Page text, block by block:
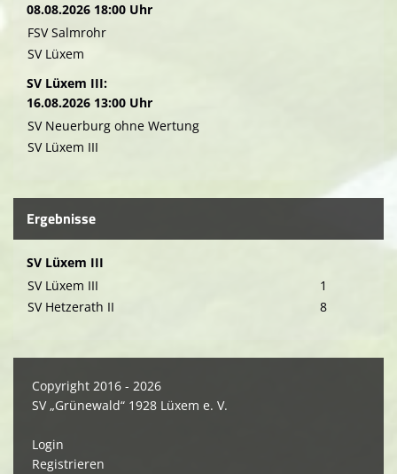
08.08.2026 18:00 Uhr
FSV Salmrohr
SV Lüxem
SV Lüxem III:
16.08.2026 13:00 Uhr
SV Neuerburg ohne Wertung
SV Lüxem III
Ergebnisse
SV Lüxem III
SV Lüxem III
1
SV Hetzerath II
8
Copyright 2016 - 2026
SV „Grünewald“ 1928 Lüxem e. V.
Login
Registrieren